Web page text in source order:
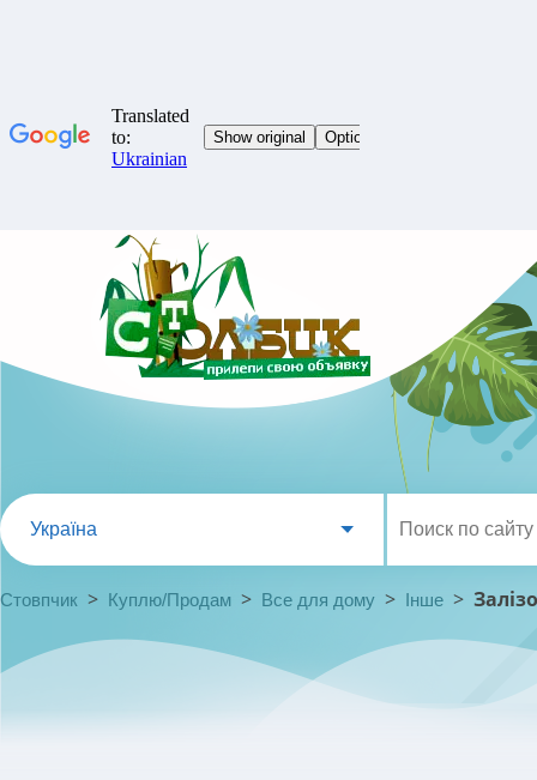
Україна
Стовпчик > Куплю/Продам > Все для дому > Інше >